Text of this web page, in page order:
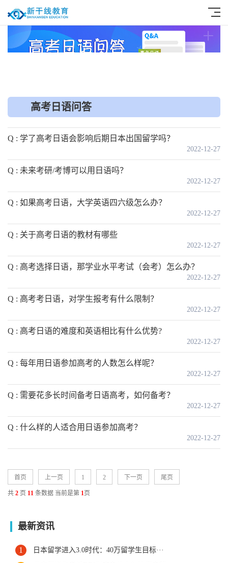
高考日语问答
Q : 学了高考日语会影响后期日本出国留学吗？
2022-12-27
Q : 未来考研/考博可以用日语吗？
2022-12-27
Q : 如果高考日语，大学英语四六级怎么办？
2022-12-27
Q : 关于高考日语的教材有哪些
2022-12-27
Q : 高考选择日语，那学业水平考试（会考）怎么办？
2022-12-27
Q : 高考考日语，对学生报考有什么限制？
2022-12-27
Q : 高考日语的难度和英语相比有什么优势?
2022-12-27
Q : 每年用日语参加高考的人数怎么样呢？
2022-12-27
Q : 需要花多长时间备考日语高考，如何备考？
2022-12-27
Q : 什么样的人适合用日语参加高考？
2022-12-27
首页 上一页 1 2 下一页 尾页
共 2 页 11 条数据 当前是第 1页
最新资讯
日本留学进入3.0时代：40万留学生目标···